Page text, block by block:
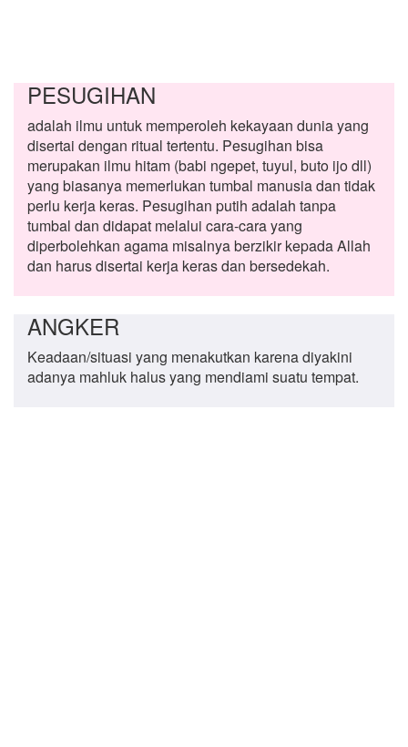
PESUGIHAN
adalah ilmu untuk memperoleh kekayaan dunia yang
disertai dengan ritual tertentu. Pesugihan bisa
merupakan ilmu hitam (babi ngepet, tuyul, buto ijo dll)
yang biasanya memerlukan tumbal manusia dan tidak
perlu kerja keras. Pesugihan putih adalah tanpa
tumbal dan didapat melalui cara-cara yang
diperbolehkan agama misalnya berzikir kepada Allah
dan harus disertai kerja keras dan bersedekah.
ANGKER
Keadaan/situasi yang menakutkan karena diyakini
adanya mahluk halus yang mendiami suatu tempat.